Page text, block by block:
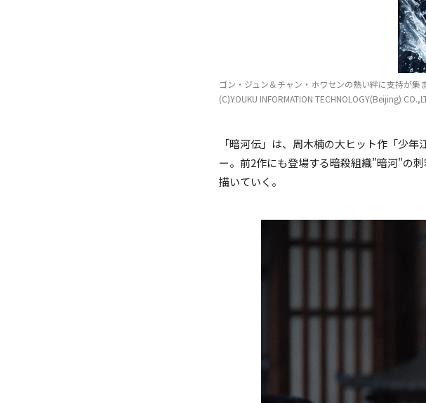
ゴン・ジュン＆チャン・ホワセンの熱い絆に支持が集
(C)YOUKU INFORMATION TECHNOLOGY(Beijing)
「暗河伝」は、周木楠の大ヒット作「少
ー。前2作にも登場する暗殺組織"暗河"の
描いていく。
(C)YOUKU INFORMATION TECHNOLOGY(Beijing)